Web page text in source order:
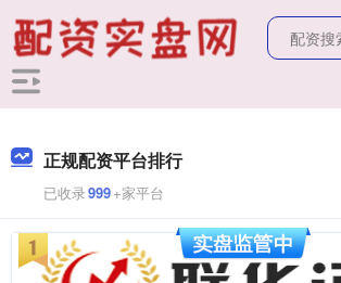
正规配资平台排行
已收录999+家平台